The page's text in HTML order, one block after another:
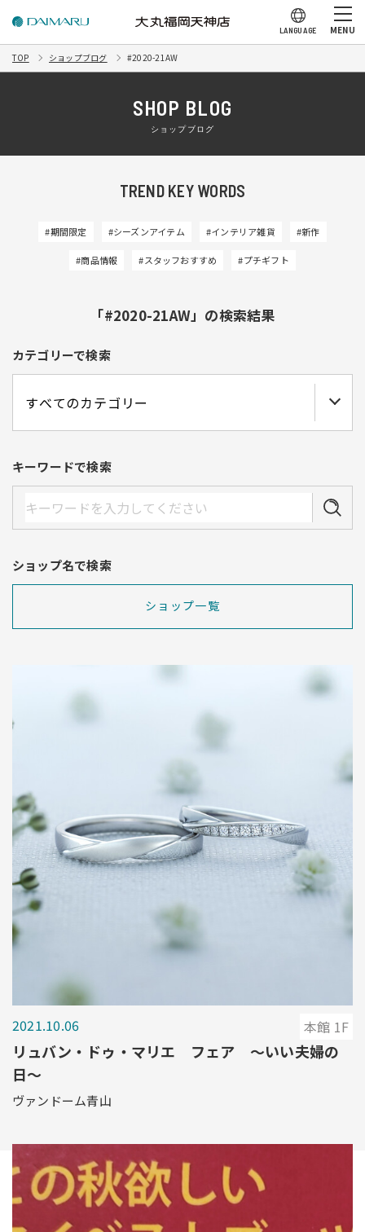
LANGUAGE MENU
TOP ショップブログ #2020-21AW
SHOP BLOG
ショップブログ
TREND KEY WORDS
#期間限定 #シーズンアイテム #インテリア雑貨 #新作
#商品情報 #スタッフおすすめ #プチギフト
「#2020-21AW」の検索結果
カテゴリーで検索
キーワードで検索
ショップ名で検索
ショップ一覧
2021.10.06 本館 1F
リュバン・ドゥ・マリエ フェア 〜いい夫婦の
日〜
ヴァンドーム青山